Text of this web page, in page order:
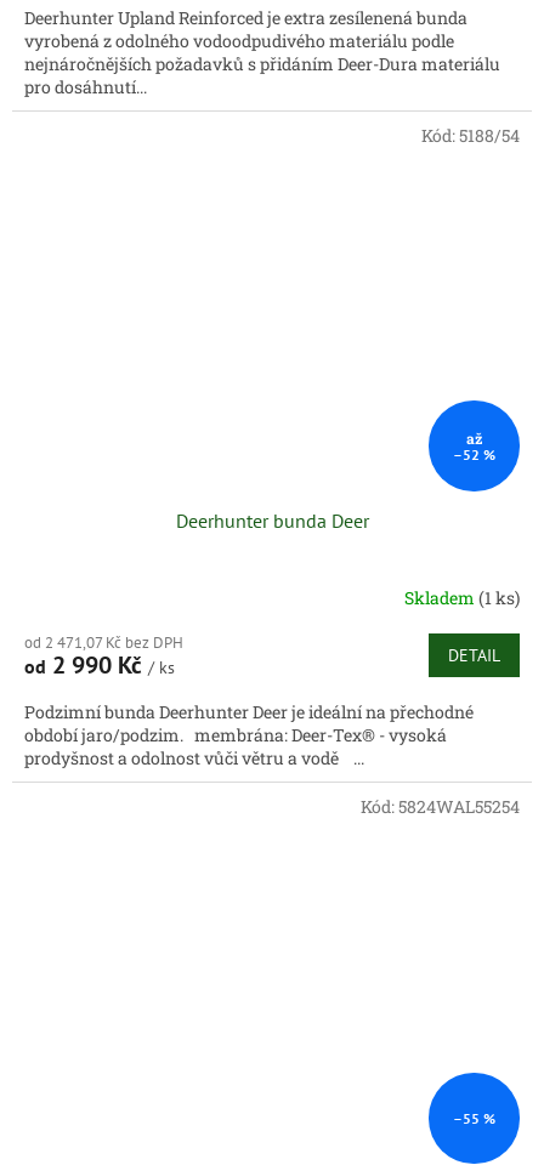
Deerhunter Upland Reinforced je extra zesílenená bunda
vyrobená z odolného vodoodpudivého materiálu podle
nejnáročnějších požadavků s přidáním Deer-Dura materiálu
pro dosáhnutí...
až
–52 %
Deerhunter bunda Deer
Skladem (1 ks)
od 2 471,07 Kč bez DPH
od 2 990 Kč / ks
DETAIL
Podzimní bunda Deerhunter Deer je ideální na přechodné
období jaro/podzim. membrána: Deer-Tex® - vysoká
prodyšnost a odolnost vůči větru a vodě ...
Kód:5188/54
–55 %
Kód:5824WAL55254